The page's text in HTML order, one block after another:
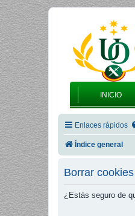
INICIO
Enlaces rápidos
Índice general
Borrar cookies
¿Estás seguro de